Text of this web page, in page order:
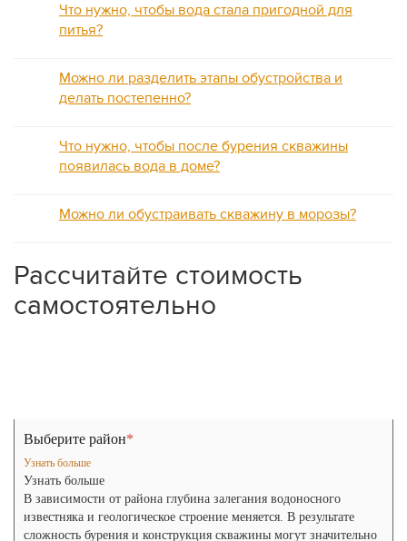
Что нужно, чтобы вода стала пригодной для
питья?
Можно ли разделить этапы обустройства и
делать постепенно?
Что нужно, чтобы после бурения скважины
появилась вода в доме?
Можно ли обустраивать скважину в морозы?
Рассчитайте стоимость
самостоятельно
Выберите район*
Узнать больше
Узнать больше
В зависимости от района глубина залегания водоносного
известняка и геологическое строение меняется. В результате
сложность бурения и конструкция скважины могут значительно